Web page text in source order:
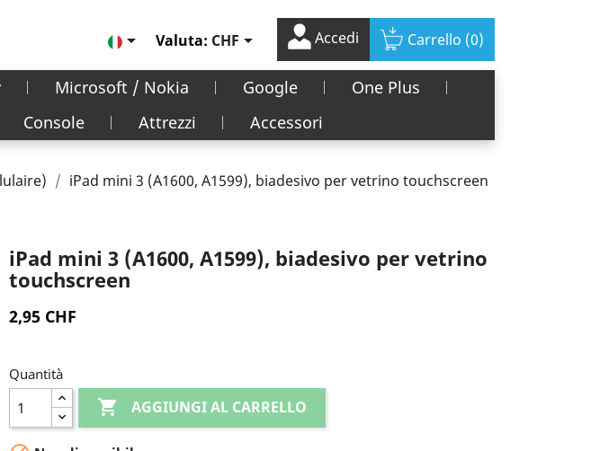
 Valuta: CHF Accedi Carrello (0)
Microsoft / Nokia Google
One Plus
Console Attrezzi Accessori
iPad mini 3 (A1600, A1599), biadesivo per vetrino touchscreen
iPad mini 3 (A1600, A1599), biadesivo per vetrino
touchscreen
2,95 CHF
Quantità
 AGGIUNGI AL CARRELLO